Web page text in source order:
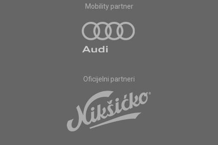
Mobility partner
Oficijelni partneri